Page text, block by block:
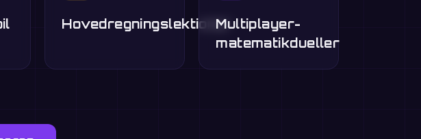
HovedregningslektionerMultiplayer-
matematikdueller